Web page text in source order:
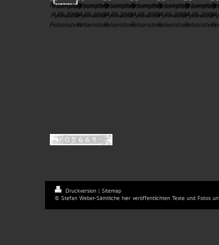
Druckversion | Sitemap
© Stefan Weber-Sämtliche hier veröffentlichten Texte und Fotos